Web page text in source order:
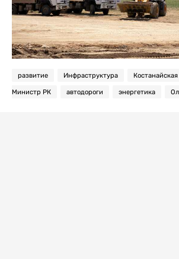
развитие Инфраструктура
Министр РК автодороги энергетика